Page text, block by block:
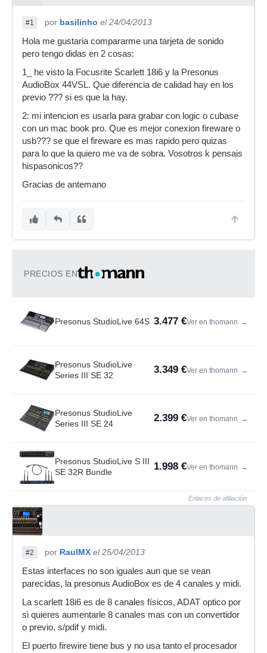
#1 por basilinho el 24/04/2013
Hola me gustaria compararme una tarjeta de sonido
pero tengo didas en 2 cosas:
1_ he visto la Focusrite Scarlett 18i6 y la Presonus
AudioBox 44VSL. Que diferencia de calidad hay en los
previo ??? si es que la hay.
2: mi intencion es usarla para grabar con logic o cubase
con un mac book pro. Que es mejor conexion fireware o
usb??? se que el fireware es mas rapido pero quizas
para lo que la quiero me va de sobra. Vosotros k pensais
hispasonicos??
Gracias de antemano
PRECIOS EN
Presonus StudioLive 64S 3.477 €Ver en thomann →
Presonus StudioLive
Series III SE 32
3.349 €Ver en thomann →
Presonus StudioLive
Series III SE 24
2.399 €Ver en thomann →
Presonus StudioLive S III
SE 32R Bundle
1.998 €Ver en thomann →
Enlaces de afiliación
#2 por RaulMX el 25/04/2013
Estas interfaces no son iguales aun que se vean
parecidas, la presonus AudioBox es de 4 canales y midi.
La scarlett 18i6 es de 8 canales físicos, ADAT optico por
si quieres aumentarle 8 canales mas con un convertidor
o previo, s/pdif y midi.
El puerto firewire tiene bus y no usa tanto el procesador